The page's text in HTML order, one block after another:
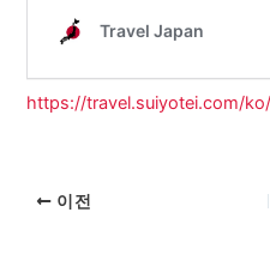
https://travel.suiyotei.com/
이전